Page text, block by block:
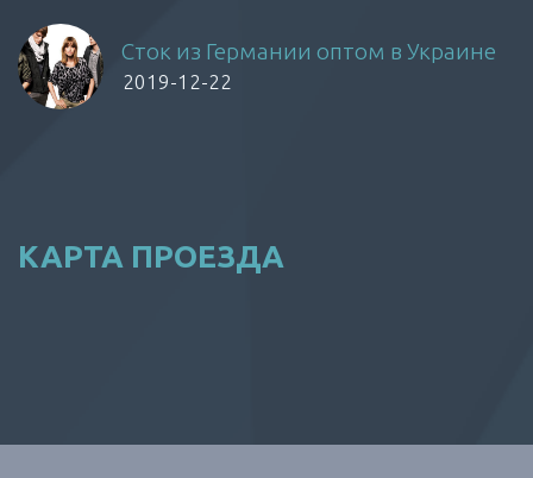
Сток из Германии оптом в Украине
2019-12-22
КАРТА ПРОЕЗДА